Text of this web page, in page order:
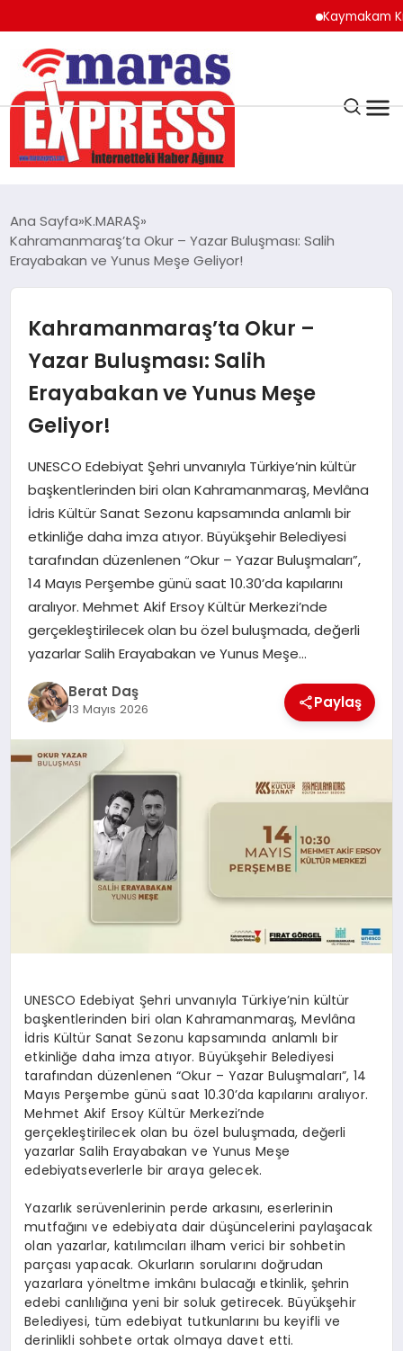
Kaymakam
K.MARAŞ
ANDIRIN
AFŞİN
BİZE ULAŞIN
TÜRKOĞLU
PAZARCIK
KÜNYE
NURHAK
Ana Sayfa K.MARAŞ
Kahramanmaraş’ta Okur – Yazar Buluşması: Salih
Erayabakan ve Yunus Meşe Geliyor!
Kahramanmaraş’ta Okur –
Yazar Buluşması: Salih
Erayabakan ve Yunus Meşe
Geliyor!
UNESCO Edebiyat Şehri unvanıyla Türkiye’nin kültür
başkentlerinden biri olan Kahramanmaraş, Mevlâna
İdris Kültür Sanat Sezonu kapsamında anlamlı bir
etkinliğe daha imza atıyor. Büyükşehir Belediyesi
tarafından düzenlenen “Okur – Yazar Buluşmaları”,
14 Mayıs Perşembe günü saat 10.30’da kapılarını
aralıyor. Mehmet Akif Ersoy Kültür Merkezi’nde
gerçekleştirilecek olan bu özel buluşmada, değerli
yazarlar Salih Erayabakan ve Yunus Meşe…
Berat Daş
13 Mayıs 2026 Paylaş
UNESCO Edebiyat Şehri unvanıyla Türkiye’nin kültür
başkentlerinden biri olan Kahramanmaraş, Mevlâna
İdris Kültür Sanat Sezonu kapsamında anlamlı bir
etkinliğe daha imza atıyor. Büyükşehir Belediyesi
tarafından düzenlenen “Okur – Yazar Buluşmaları”, 14
Mayıs Perşembe günü saat 10.30’da kapılarını aralıyor.
Mehmet Akif Ersoy Kültür Merkezi’nde
gerçekleştirilecek olan bu özel buluşmada, değerli
yazarlar Salih Erayabakan ve Yunus Meşe
edebiyatseverlerle bir araya gelecek.
Yazarlık serüvenlerinin perde arkasını, eserlerinin
mutfağını ve edebiyata dair düşüncelerini paylaşacak
olan yazarlar, katılımcıları ilham verici bir sohbetin
parçası yapacak. Okurların sorularını doğrudan
yazarlara yöneltme imkânı bulacağı etkinlik, şehrin
edebi canlılığına yeni bir soluk getirecek. Büyükşehir
Belediyesi, tüm edebiyat tutkunlarını bu keyifli ve
derinlikli sohbete ortak olmaya davet etti.